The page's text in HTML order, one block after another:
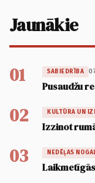
Jaunākie
01 SABIEDRĪBA
Pusaudžu
02 KULTŪRA UN
Izzinot
03 NEDĒĻAS